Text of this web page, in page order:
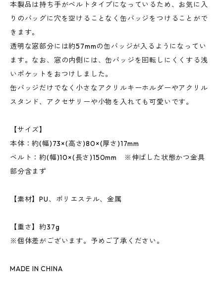
本製品は持ち手がベルトタイプになっているため、お気に入
りのバッグに穴を空けることなく缶バッジをつけることがで
きます。
透明な窓部分には約57mmの缶バッジが入るようになってい
ます。なお、窓の内側には、缶バッジを回転しにくくする浅
いポケットをおつけしました。
缶バッジだけでなく小さなアクリルキーホルダーやアクリル
スタンド、アクセサリーや小物を入れても可愛いです。
【サイズ】
本体：約(幅)73×(高さ)80×(厚さ)17mm
ベルト：約(幅)10×(長さ)150mm ※伸ばした状態かつ金具
部分含まず
【素材】PU、ポリエステル、金属
【重さ】約37g
※個体差がございます。予めご了承ください。
MADE IN CHINA